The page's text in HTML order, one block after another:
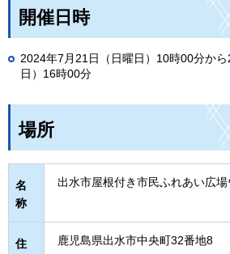
開催日時
2024年7月21日（日曜日）10時00分か
日）16時00分
場所
名
称
出水市屋根付き市民ふれあい広
住
鹿児島県出水市中央町32番地8